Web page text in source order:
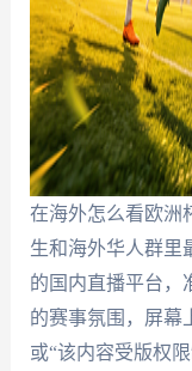
在海外怎么看欧洲
生和海外华人群里
的国内直播平台，
的赛事氛围，屏幕
或“该内容受版权